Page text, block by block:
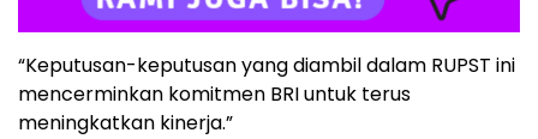
“Keputusan-keputusan yang diambil dalam RUPST ini
mencerminkan komitmen BRI untuk terus
meningkatkan kinerja.”